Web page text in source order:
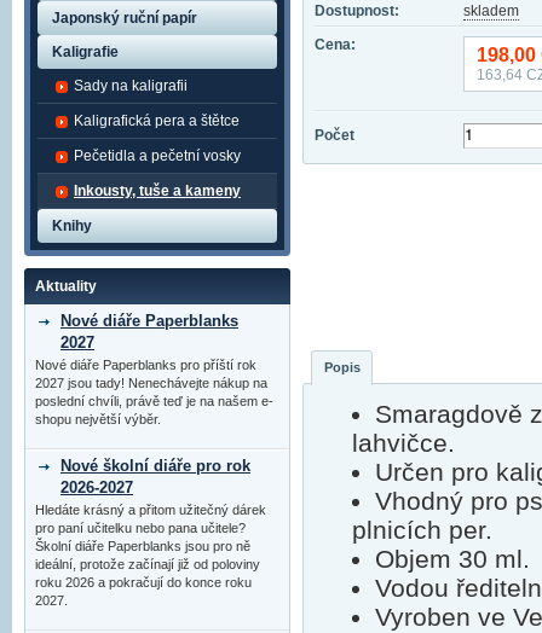
Dostupnost:
skladem
Cena:
198,00
163,64
Počet
Popis
Smaragdově
lahvičce.
Určen pro
Vhodný pro
plnicích per.
Objem 30 ml.
Vodou
Vyroben ve
Japonský ruční papír
Kaligrafie
Sady na kaligrafii
Kaligrafická pera a štětce
Pečetidla a pečetní vosky
Inkousty, tuše a kameny
Knihy
Aktuality
Nové diáře Paperblanks
2027
Nové diáře Paperblanks pro příští rok
2027 jsou tady! Nenechávejte nákup na
poslední chvíli, právě teď je na našem e-
shopu největší výběr.
Nové školní diáře pro rok
2026-2027
Hledáte krásný a přitom užitečný dárek
pro paní učitelku nebo pana učitele?
Školní diáře Paperblanks jsou pro ně
ideální, protože začínají již od poloviny
roku 2026 a pokračují do konce roku
2027.